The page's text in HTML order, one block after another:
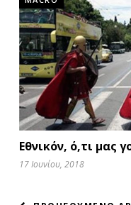
Εθνικόν, ό,τι μας
17 Ιουνίου, 2018